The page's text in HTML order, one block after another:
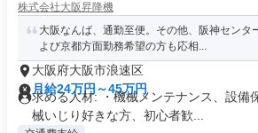
株式会社大阪昇降機
大阪なんば、通勤至便。その他、阪神センタ
よび京都方面勤務希望の方も応相...
大阪府大阪市浪速区
月給24万円～45万円
求める人材: ・機械メンテナンス、設備
械いじり好きな方、初心者歓...